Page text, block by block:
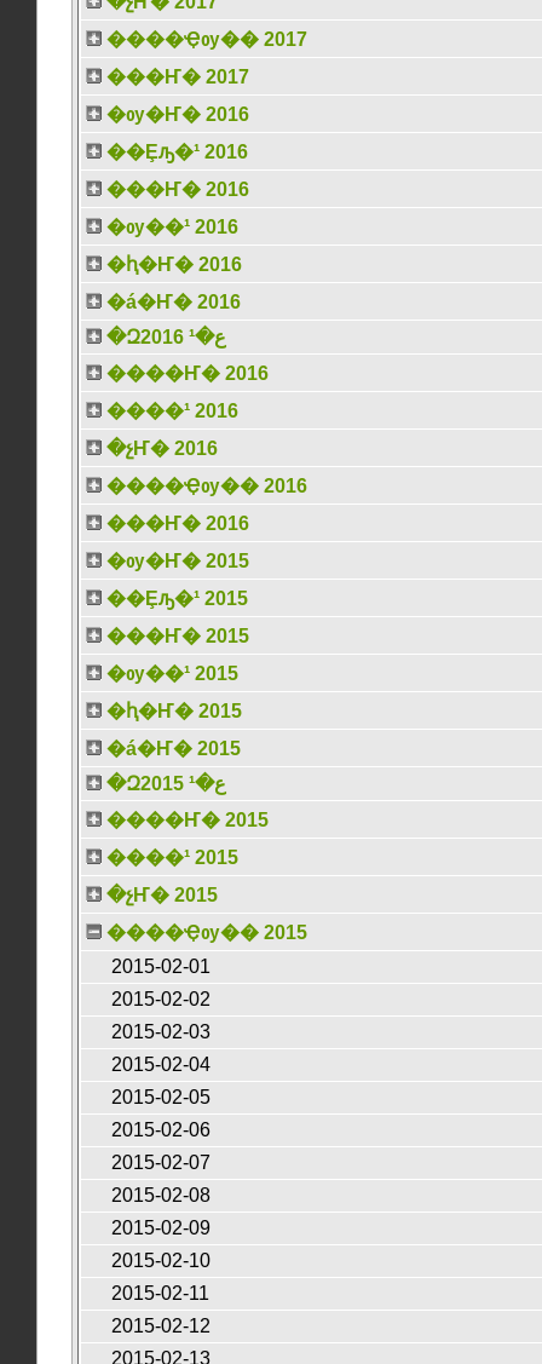
����Ҿѹ�� 2017
���Ҥ� 2017
�ѹ�Ҥ� 2016
��Ȩԡ�¹ 2016
���Ҥ� 2016
�ѹ��¹ 2016
�ԧ�Ҥ� 2016
�á�Ҥ� 2016
�Զع�¹ 2016
����Ҥ� 2016
����¹ 2016
�չҤ� 2016
����Ҿѹ�� 2016
���Ҥ� 2016
�ѹ�Ҥ� 2015
��Ȩԡ�¹ 2015
���Ҥ� 2015
�ѹ��¹ 2015
�ԧ�Ҥ� 2015
�á�Ҥ� 2015
�Զع�¹ 2015
����Ҥ� 2015
����¹ 2015
�չҤ� 2015
����Ҿѹ�� 2015
2015-02-01
2015-02-02
2015-02-03
2015-02-04
2015-02-05
2015-02-06
2015-02-07
2015-02-08
2015-02-09
2015-02-10
2015-02-11
2015-02-12
2015-02-13